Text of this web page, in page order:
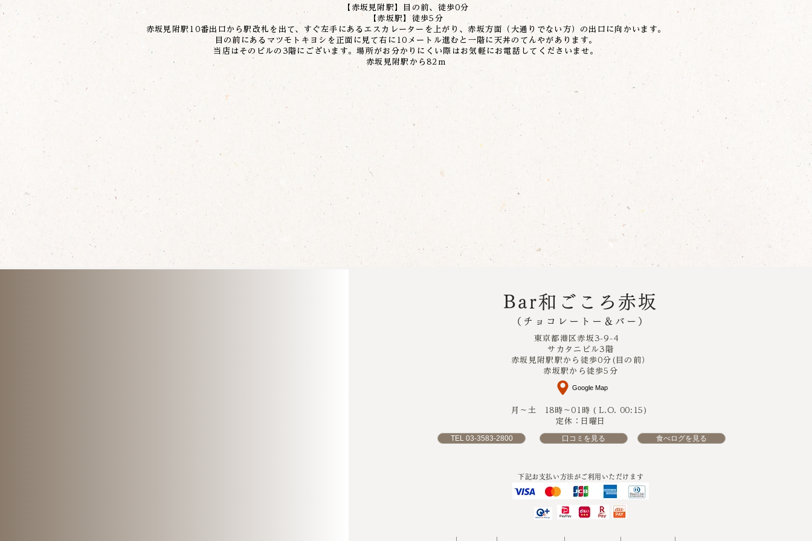
【赤坂見附駅】目の前、徒歩0分
【赤坂駅】徒歩5分
赤坂見附駅10番出口から駅改札を出て、すぐ左手にあるエスカレーターを上がり、赤坂方面（大通りでない方）の出口に向かいます。
目の前にあるマツモトキヨシを正面に見て右に10メートル進むと一階に天丼のてんやがあります。
当店はそのビルの3階にございます。場所がお分かりにくい際はお気軽にお電話してくださいませ。
赤坂見附駅から82m
Bar和ごころ赤坂
（チョコレートー＆バー）
東京都港区赤坂3-9-4
サカタニビル3階
赤坂見附駅駅から徒歩0分(目の前）
​赤坂駅から徒歩5分
Google Map
月〜土 18時～01時 ( L.O. 00:15)
定休：日曜日
TEL 03-3583-2800 口コミを見る 食べログを見る
下記お支払い方法がご利用いただけます